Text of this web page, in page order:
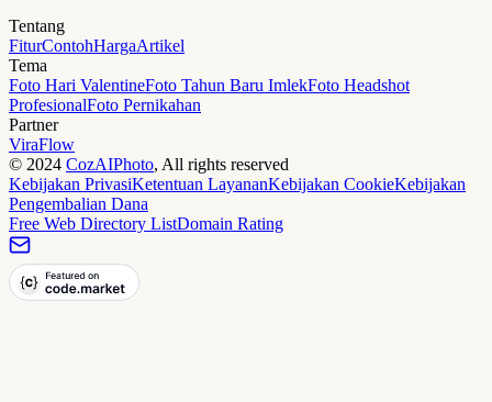
Tentang
FiturContohHargaArtikel
Tema
Foto Hari ValentineFoto Tahun Baru ImlekFoto Headshot
ProfesionalFoto Pernikahan
Partner
ViraFlow
© 2024 CozAIPhoto, All rights reserved
Kebijakan PrivasiKetentuan LayananKebijakan CookieKebijakan
Pengembalian Dana
Free Web Directory ListDomain Rating